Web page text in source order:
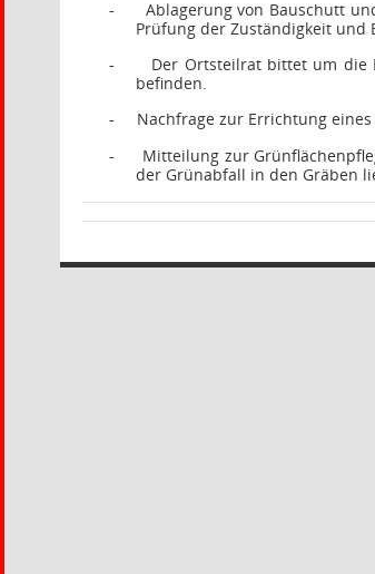
-
Ablagerung von Bauschutt
Prüfung der Zuständigkeit und
-
Der Ortsteilrat bittet um die
befinden.
- Nachfrage zur Errichtung
-
Mitteilung zur
der Grünabfall in den Gräben